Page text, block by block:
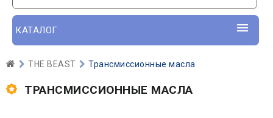
КАТАЛОГ
THE BEAST Трансмиссионные масла
ТРАНСМИССИОННЫЕ МАСЛА